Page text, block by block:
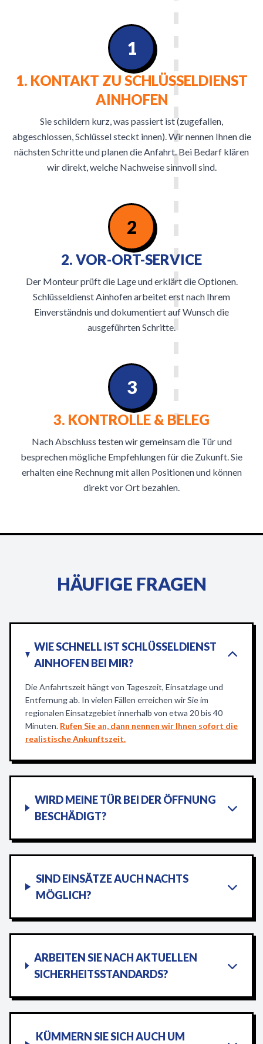
1. KONTAKT ZU SCHLÜSSELDIENST
AINHOFEN
Sie schildern kurz, was passiert ist (zugefallen,
abgeschlossen, Schlüssel steckt innen). Wir nennen Ihnen die
nächsten Schritte und planen die Anfahrt. Bei Bedarf klären
wir direkt, welche Nachweise sinnvoll sind.
1
2
2. VOR-ORT-SERVICE
Der Monteur prüft die Lage und erklärt die Optionen.
Schlüsseldienst Ainhofen arbeitet erst nach Ihrem
Einverständnis und dokumentiert auf Wunsch die
ausgeführten Schritte.
3. KONTROLLE & BELEG
Nach Abschluss testen wir gemeinsam die Tür und
besprechen mögliche Empfehlungen für die Zukunft. Sie
erhalten eine Rechnung mit allen Positionen und können
direkt vor Ort bezahlen.
3
HÄUFIGE FRAGEN
WIE SCHNELL IST SCHLÜSSELDIENST
AINHOFEN BEI MIR?
Die Anfahrtszeit hängt von Tageszeit, Einsatzlage und
Entfernung ab. In vielen Fällen erreichen wir Sie im
regionalen Einsatzgebiet innerhalb von etwa 20 bis 40
Minuten. Rufen Sie an, dann nennen wir Ihnen sofort die
realistische Ankunftszeit.
WIRD MEINE TÜR BEI DER ÖFFNUNG
BESCHÄDIGT?
SIND EINSÄTZE AUCH NACHTS
MÖGLICH?
ARBEITEN SIE NACH AKTUELLEN
SICHERHEITSSTANDARDS?
KÜMMERN SIE SICH AUCH UM